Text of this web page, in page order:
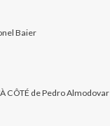
Baier
CÔTÉ de Pedro Almodovar